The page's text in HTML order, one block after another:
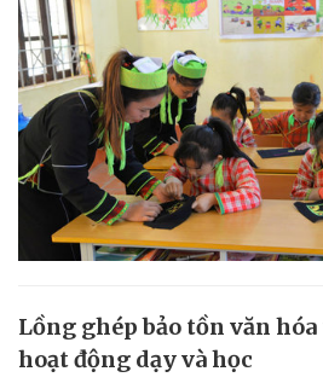
Lồng ghép bảo tồn văn
hoạt động dạy và học